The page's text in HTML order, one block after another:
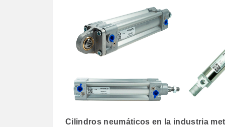
Cilindros neumáticos en la industria